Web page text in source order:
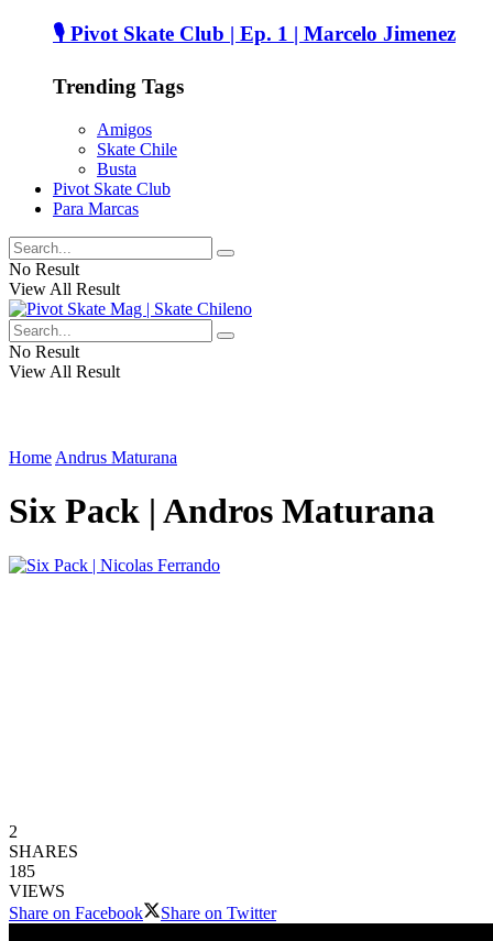
🎙️ Pivot Skate Club | Ep. 1 | Marcelo Jimenez
Trending Tags
Amigos
Skate Chile
Busta
Pivot Skate Club
Para Marcas
No Result
View All Result
No Result
View All Result
Home Andrus Maturana
Six Pack | Andros Maturana
2
SHARES
185
VIEWS
Share on Facebook
Share on Twitter